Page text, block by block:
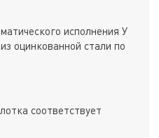
исполнения У
оцинкованной стали по
соответствует